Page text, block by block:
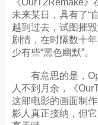
《OurT2Remake
未来某日，具有了“
越到过去，试图摧
剧情，在时隔数十
少有些“黑色幽默”。
有意思的是，
人不到月余，《
这部电影的画面制
影人真正接纳，但